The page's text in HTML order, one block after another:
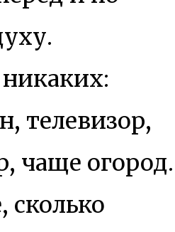
телевизор,
чаще огород.
сколько